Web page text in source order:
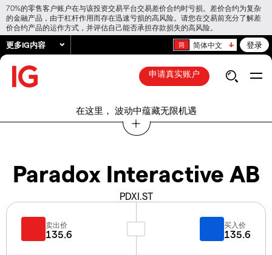
70%的零售客户账户在与该投资交易平台交易差价合约时亏损。差价合约为复杂
的金融产品，由于杠杆作用而存在迅速亏损的高风险。请您在交易前充分了解差
价合约产品的运作方式，并评估自己能否承担存款损失的高风险。
更多IG内容 简体中文 登录
申请真实账户
在这里， 波动中蕴藏无限机遇
Paradox Interactive AB
PDXI.ST
卖出价
135.6
买入价
135.6